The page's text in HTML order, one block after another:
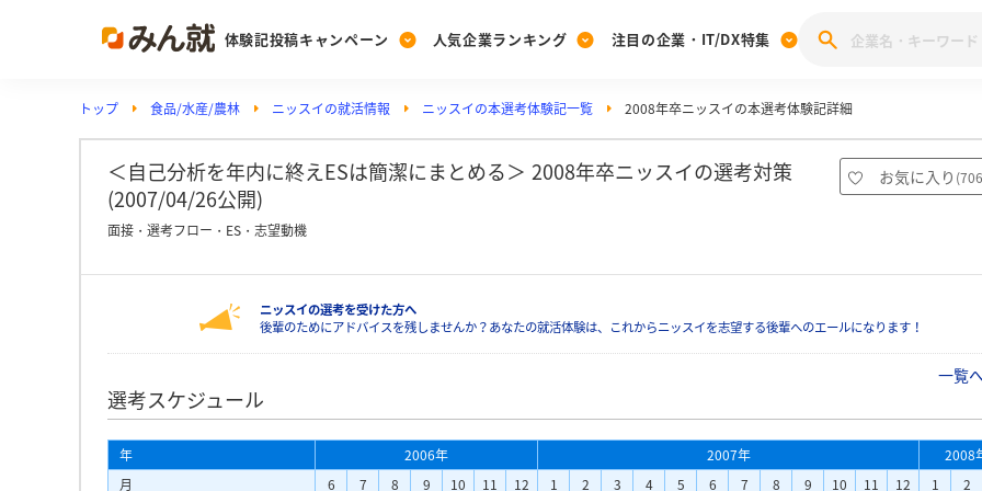
体験記投稿キャンペーン
Post
投稿する
[27卒] 本選考体験記投稿キャンペーン
人気企業ランキング
Ranking
ランキングを見る
みんなのDX企業就職ブランド調査
注目の企業・IT/DX特集
PickUp
注目の企業特集
動画で知ろう！業界・企業研究
トップ 食品/水産/農林 ニッスイの就活情報 ニッスイの本選考体験記一覧 2008年卒ニッスイの本選考体験記詳細
＜自己分析を年内に終えESは簡潔にまとめる＞ 2008年卒ニッスイの選考対策
(2007/04/26公開)
お気に入り (
面接・選考フロー・ES・志望動機
ニッスイの選考を受けた方へ
後輩のためにアドバイスを残しませんか？あなたの就活体験は、これからニッスイを志望する後輩へのエールになります！
一覧
選考スケジュール
年 2006年 2007年
2008
月
6 7 8 9 10 11 12 1 2 3 4 5 6 7 8 9 10 11 12 1 2